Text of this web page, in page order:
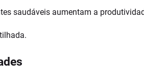
saudáveis aumentam a